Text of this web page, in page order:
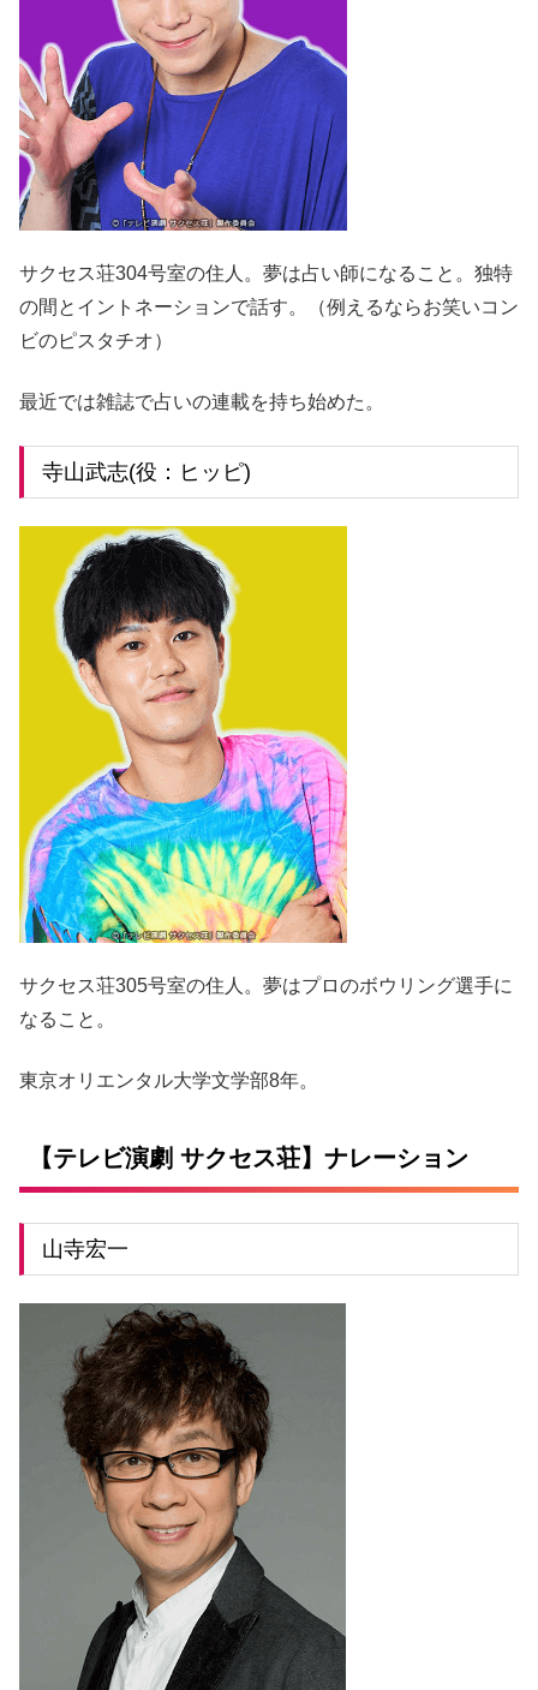
サクセス荘304号室の住人。夢は占い師になること。独特
の間とイントネーションで話す。（例えるならお笑いコン
ビのピスタチオ）
最近では雑誌で占いの連載を持ち始めた。
寺山武志(役：ヒッピ)
サクセス荘305号室の住人。夢はプロのボウリング選手に
なること。
東京オリエンタル大学文学部8年。
【テレビ演劇 サクセス荘】ナレーション
山寺宏一